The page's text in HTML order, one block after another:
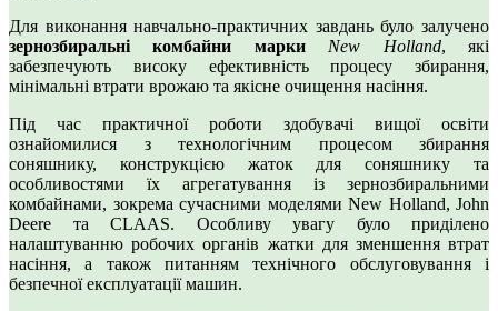
Для виконання навчально-практичних завдань було залучено
зернозбиральні комбайни марки New Holland, які
забезпечують високу ефективність процесу збирання,
мінімальні втрати врожаю та якісне очищення насіння.
Під час практичної роботи здобувачі вищої освіти
ознайомилися з технологічним процесом збирання
соняшнику, конструкцією жаток для соняшнику та
особливостями їх агрегатування із зернозбиральними
комбайнами, зокрема сучасними моделями New Holland, John
Deere та CLAAS. Особливу увагу було приділено
налаштуванню робочих органів жатки для зменшення втрат
насіння, а також питанням технічного обслуговування і
безпечної експлуатації машин.